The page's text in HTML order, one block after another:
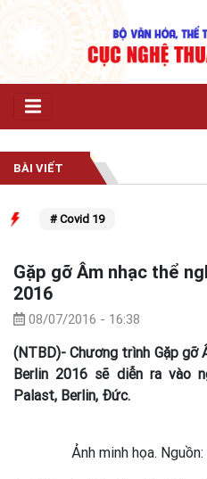
BÀI VIẾT
# Covid 19
​Gặp gỡ Âm nhạc thể
2016
08/07/2016 - 16:38
(NTBD)- Chương trình Gặp gỡ
Berlin 2016 sẽ diễn ra vào
Palast, Berlin, Đức.
Ảnh minh họa.